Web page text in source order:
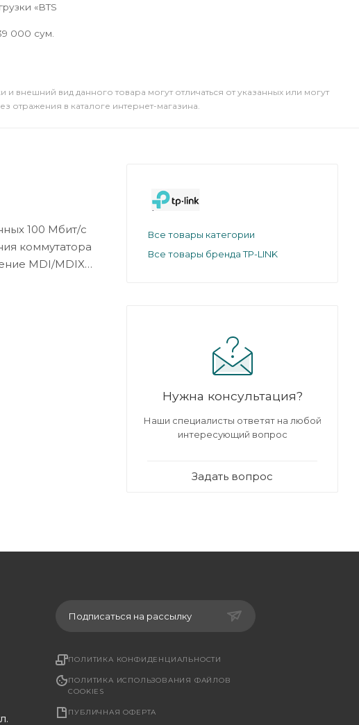
«BTS
000 сум.
и внешний вид данного товара могут отличаться от указанных или могут
отражения в каталоге интернет-магазина.
100 Мбит/с
коммутатора
MDI/MDIX
Все товары категории
Все товары бренда TP-LINK
Нужна консультация?
Наши специалисты ответят на любой
интересующий вопрос
Задать вопрос
Подписаться на рассылку
ПОЛИТИКА КОНФИДЕНЦИАЛЬНОСТИ
ПОЛИТИКА ИСПОЛЬЗОВАНИЯ ФАЙЛОВ
COOKIES
ПУБЛИЧНАЯ ОФЕРТА